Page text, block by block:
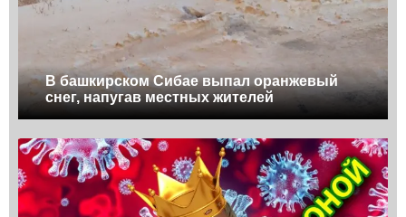
В башкирском Сибае выпал оранжевый
снег, напугав местных жителей